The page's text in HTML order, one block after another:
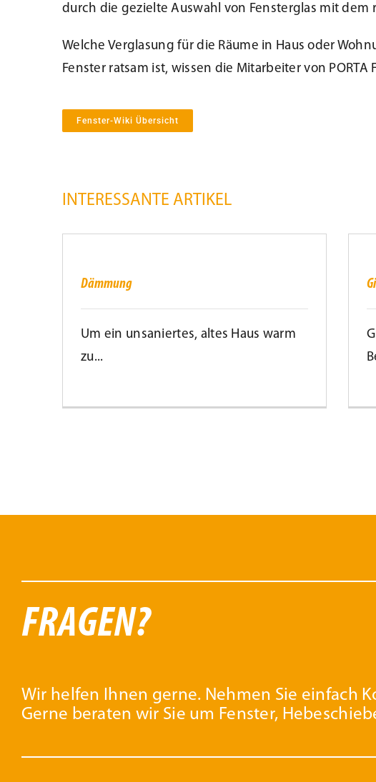
durch die gezielte Auswahl von Fensterglas mit dem
Welche Verglasung für die Räume in Haus oder
Fenster ratsam ist, wissen die Mitarbeiter von PORTA
Fenster-Wiki Übersicht
INTERESSANTE ARTIKEL
Dämmung
Um ein unsaniertes, altes Haus warm
zu...
FRAGEN?
Wir helfen Ihnen gerne. Nehmen Sie einfach
Gerne beraten wir Sie um Fenster,